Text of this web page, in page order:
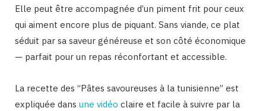
Elle peut être accompagnée d’un piment frit pour ceux
qui aiment encore plus de piquant. Sans viande, ce plat
séduit par sa saveur généreuse et son côté économique
— parfait pour un repas réconfortant et accessible.
La recette des “Pâtes savoureuses à la tunisienne” est
expliquée dans une vidéo claire et facile à suivre par la